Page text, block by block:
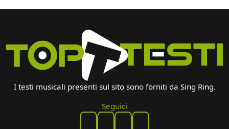
I testi musicali presenti sul sito sono forniti da Sing Ring.
Seguici